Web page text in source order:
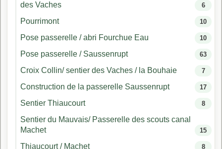
des Vaches
6
Pourrimont 10
Pose passerelle / abri Fourchue Eau 10
Pose passerelle / Saussenrupt 63
Croix Collin/ sentier des Vaches / la Bouhaie 7
Construction de la passerelle Saussenrupt 17
Sentier Thiaucourt 8
Sentier du Mauvais/ Passerelle des scouts canal
Machet
15
Thiaucourt / Machet 8